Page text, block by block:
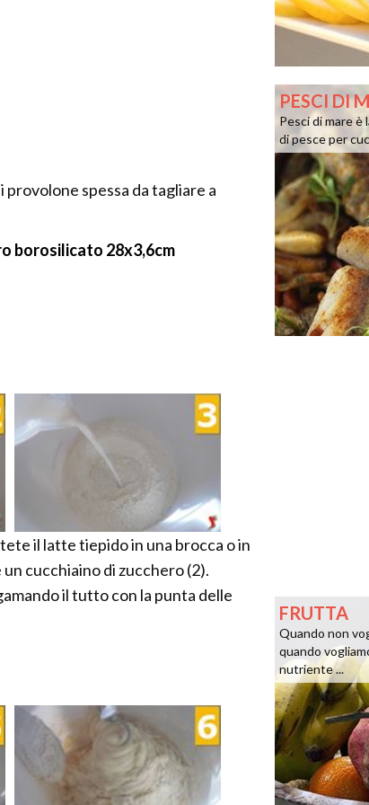
spessa da tagliare a
borosilicato 28x3,6cm
il latte tiepido in una brocca o in
cucchiaino di zucchero (2).
il tutto con la punta delle
PESCI DI
Pesci di mare
di pesce per
FRUTTA
Quando non
quando
nutriente ...